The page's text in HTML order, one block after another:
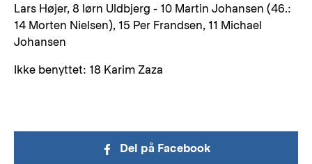
Lars Højer, 8 Iørn Uldbjerg - 10 Martin Johansen (46.:
14 Morten Nielsen), 15 Per Frandsen, 11 Michael
Johansen
Ikke benyttet: 18 Karim Zaza
Del på Facebook